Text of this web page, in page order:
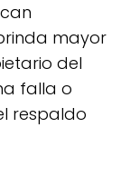
mayor
del
falla o
respaldo